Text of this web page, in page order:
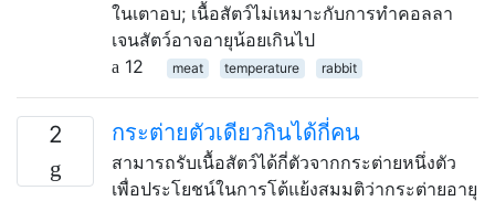
ในเตาอบ; เนื้อสัตว์ไม่เหมาะกับการทำคอลลา
เจนสัตว์อาจอายุน้อยเกินไป
12
meat temperature rabbit
2 กระต่ายตัวเดียวกินได้กี่คน
สามารถรับเนื้อสัตว์ได้กี่ตัวจากกระต่ายหนึ่งตัว
เพื่อประโยชน์ในการโต้แย้งสมมติว่ากระต่ายอายุ